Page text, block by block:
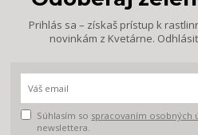
Prihlás sa – získaš prístup k
novinkám z Kvetárne.
Súhlasím so spracovaním osobných
newslettera.